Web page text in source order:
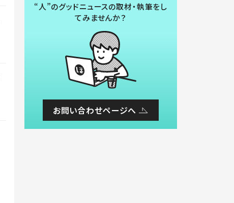
“人”のグッドニュースの取材・執筆をし
てみませんか？
お問い合わせページへ